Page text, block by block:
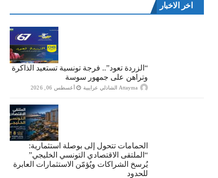
اخر الاخبار
“الزردة تعود”.. فرجة تونسية تستعيد الذاكرة
وتراهن على جمهور سوسة
Attayma الشاذلي عرايبية أغسطس 06, 2026
الحمامات تتحول إلى بوصلة استثمارية:
“الملتقى الاقتصادي التونسي الخليجي”
يُرسخ الشراكات ويُؤمّن الاستثمارات العابرة
للحدود